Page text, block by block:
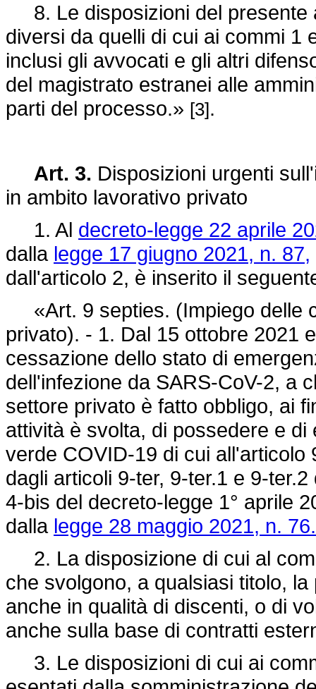
8. Le disposizioni del presente
diversi da quelli di cui ai commi 1
inclusi gli avvocati e gli altri
del magistrato estranei alle
parti del processo.» [3].
Art. 3. Disposizioni urgenti
in ambito lavorativo privato
1. Al decreto-legge 22 aprile
dalla legge 17 giugno 2021, n. 87,
dall'articolo 2, è inserito il
«Art. 9 septies. (Impiego delle
privato). - 1. Dal 15 ottobre 2021
cessazione dello stato di
dell'infezione da SARS-CoV-2, a
settore privato è fatto obbligo, ai
attività è svolta, di possedere e
verde COVID-19 di cui
dagli articoli 9-ter, 9-ter.1 e 9-
4-bis del decreto-legge 1° aprile
dalla legge 28 maggio 2021, n. 76.
2. La disposizione di cui al
che svolgono, a qualsiasi titolo,
anche in qualità di discenti, o di
anche sulla base di contratti
3. Le disposizioni di cui ai